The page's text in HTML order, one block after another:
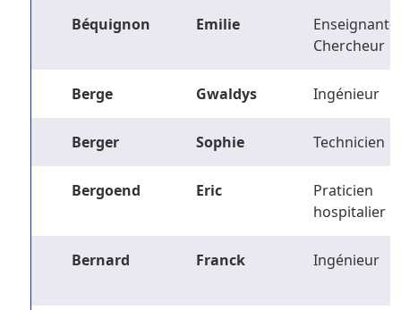
Béquignon Emilie
Enseignant-
Chercheur
Berge Gwaldys Ingénieur
Berger Sophie Technicien
Bergoend Eric
Praticien
hospitalier
Bernard Franck Ingénieur